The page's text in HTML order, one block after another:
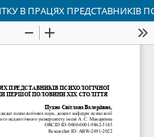
В ПРАЦЯХ ПРЕДСТАВНИКІВ